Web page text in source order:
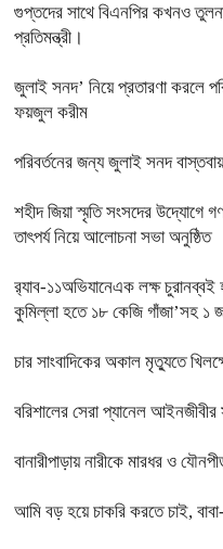
গুপ্তদের সাথে বিএনপির কখনও
প্রতিমন্ত্রী।
জুলাই সনদ’ নিয়ে প্রতারণা করলে
ফয়জুল করীম
পরিবর্তনের জন্য জুলাই সনদ
শহীদ জিয়া স্মৃতি সংসদের উদ্যোগে
তাৎপর্য নিয়ে আলোচনা সভা অনুষ্ঠিত
র‌্যাব-১১অভিযানেএক লক্ষ চুরানব্বই
কুমিল্লা হতে ১৮ কেজি গাঁজা’সহ ১
চার সাংবাদিকের অকাল মৃত্যুতে
বরিশালের সেরা প্যানেল
বানারীপাড়ায় নারীকে মারধর ও
আমি বড় হয়ে চাকরি করতে চাই,